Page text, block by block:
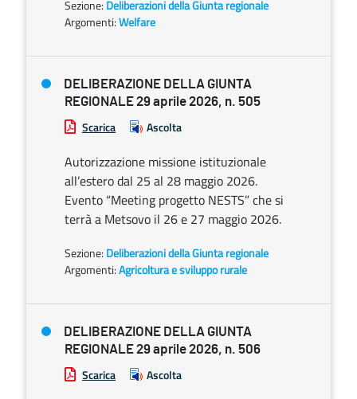
Sezione: Deliberazioni della Giunta regionale
Argomenti:Welfare
DELIBERAZIONE DELLA GIUNTA
REGIONALE 29 aprile 2026, n. 505
Scarica Ascolta
Autorizzazione missione istituzionale
all’estero dal 25 al 28 maggio 2026.
Evento “Meeting progetto NESTS” che si
terrà a Metsovo il 26 e 27 maggio 2026.
Sezione: Deliberazioni della Giunta regionale
Argomenti:Agricoltura e sviluppo rurale
DELIBERAZIONE DELLA GIUNTA
REGIONALE 29 aprile 2026, n. 506
Scarica Ascolta